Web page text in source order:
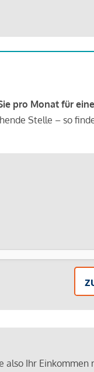
pro Monat für
Stelle – so
Ihr Einkommen